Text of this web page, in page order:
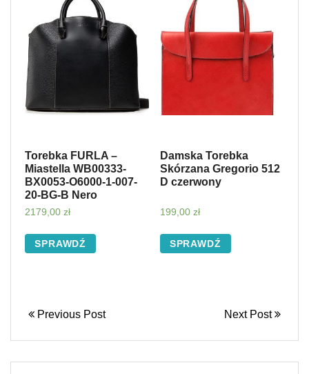
Torebka FURLA –
Miastella WB00333-
BX0053-O6000-1-007-
20-BG-B Nero
2179,00 zł
SPRAWDŹ
Damska Torebka
Skórzana Gregorio 512
D czerwony
199,00 zł
SPRAWDŹ
Previous Post Next Post